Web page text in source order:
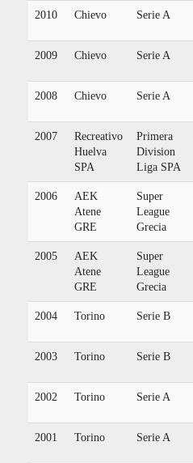
2010 Chievo Serie A
2009 Chievo Serie A
2008 Chievo Serie A
2007
Recreativo
Huelva
SPA
Primera
Division
Liga SPA
2006
AEK
Atene
GRE
Super
League
Grecia
2005
AEK
Atene
GRE
Super
League
Grecia
2004 Torino Serie B
2003 Torino Serie B
2002 Torino Serie A
2001 Torino Serie A